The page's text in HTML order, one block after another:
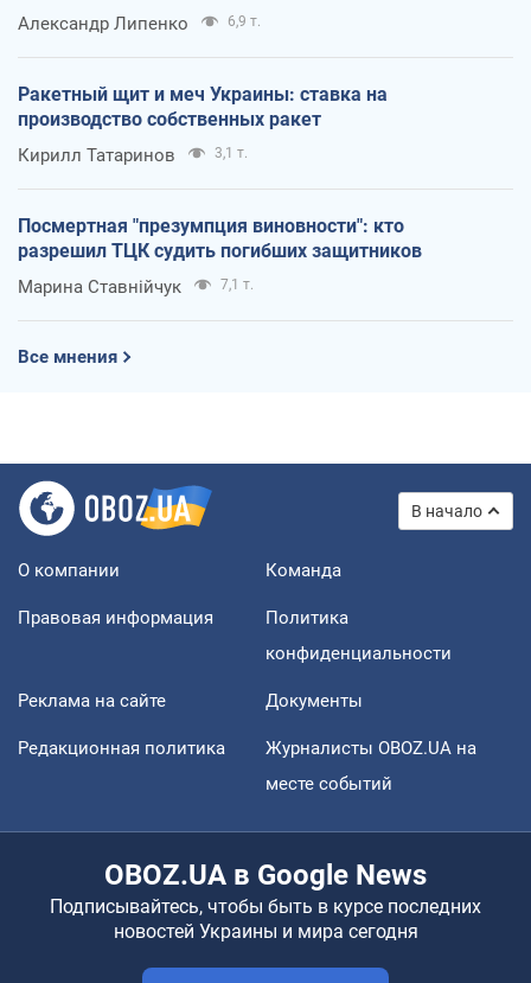
Александр Липенко 6,9 т.
Ракетный щит и меч Украины: ставка на
производство собственных ракет
Кирилл Татаринов 3,1 т.
Посмертная "презумпция виновности": кто
разрешил ТЦК судить погибших защитников
Марина Ставнійчук 7,1 т.
Все мнения
В начало
О компании Команда
Правовая информация
Политика
конфиденциальности
Реклама на сайте Документы
Редакционная политика
Журналисты OBOZ.UA на
месте событий
OBOZ.UA в Google News
Подписывайтесь, чтобы быть в курсе последних
новостей Украины и мира сегодня